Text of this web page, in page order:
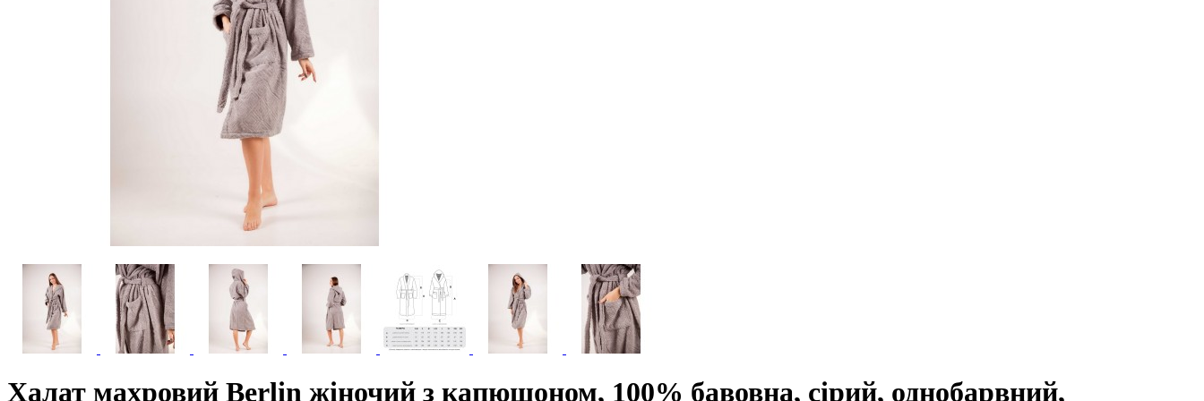
Халат махровий Berlin жіночий з капюшоном, 100% бавовна, сірий, однобарвний,